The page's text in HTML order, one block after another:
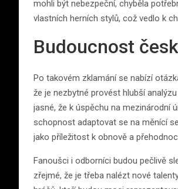
mohli být nebezpeční, chyběla
vlastních herních stylů, což vedlo k
Budoucnost
Po takovém zklamání se nabízí
že je nezbytné provést hlubší
jasné, že k úspěchu na mezinárodní
schopnost adaptovat se na měnící
jako příležitost k obnově a
Fanoušci i odborníci budou pečlivě
zřejmé, že je třeba nalézt nové